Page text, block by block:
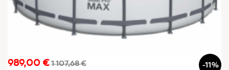
Prix
989,00 €Prix
1 107,68 € -11%